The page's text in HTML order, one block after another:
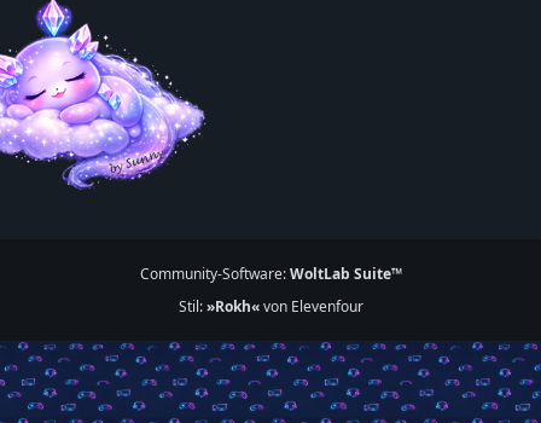
Community-Software:WoltLab Suite™
Stil:»Rokh«von Elevenfour